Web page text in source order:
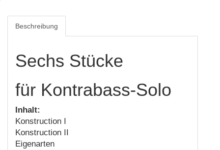
Beschreibung
Sechs Stücke
für Kontrabass-Solo
Inhalt:
Konstruction I
Konstruction II
Eigenarten